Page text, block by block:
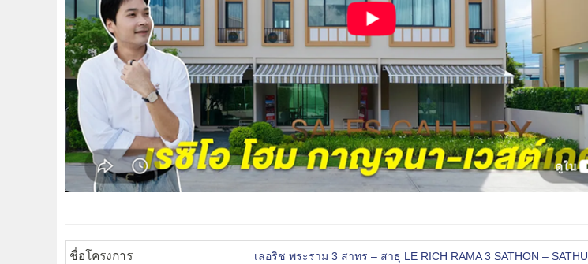
ชื่อโครงการ เลอริช พระราม 3 สาทร – สาธุ LE RICH RAMA 3 SATHON – SATHU